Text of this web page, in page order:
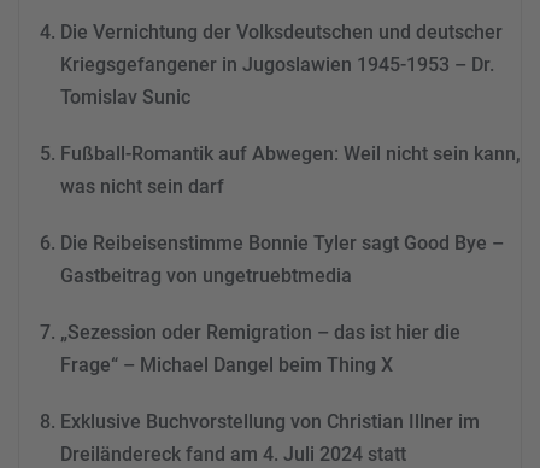
Consent Management
&
Die Vernichtung der Volksdeutschen und deutscher
Kriegsgefangener in Jugoslawien 1945-1953 – Dr.
Tomislav Sunic
Fußball-Romantik auf Abwegen: Weil nicht sein kann,
was nicht sein darf
Die Reibeisenstimme Bonnie Tyler sagt Good Bye –
Gastbeitrag von ungetruebtmedia
„Sezession oder Remigration – das ist hier die
Frage“ – Michael Dangel beim Thing X
Exklusive Buchvorstellung von Christian Illner im
Dreiländereck fand am 4. Juli 2024 statt